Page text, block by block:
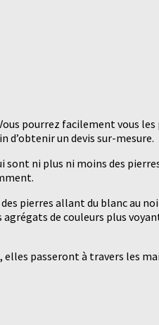
pourrez facilement vous
d’obtenir un devis sur-mesure.
sont ni plus ni moins des
pierres allant du blanc au
de couleurs plus
passeront à travers les